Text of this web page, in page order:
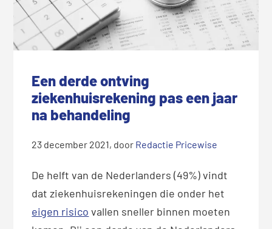
Een derde ontving
ziekenhuisrekening pas een jaar
na behandeling
23 december 2021, door Redactie Pricewise
De helft van de Nederlanders (49%) vindt
dat ziekenhuisrekeningen die onder het
eigen risico vallen sneller binnen moeten